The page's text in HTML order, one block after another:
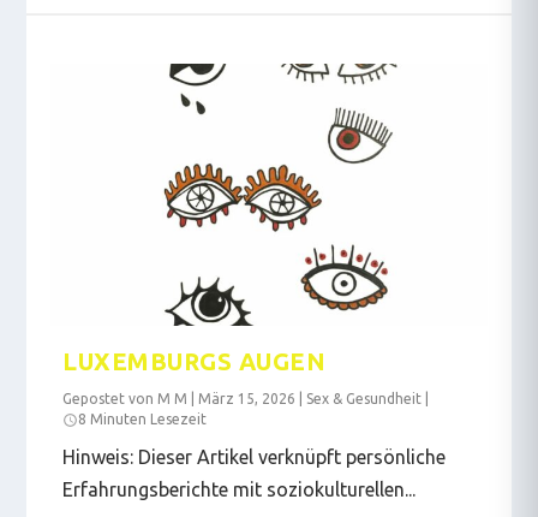
LUXEMBURGS AUGEN
Gepostet von M M März 15, 2026 Sex & Gesundheit
8 Minuten Lesezeit
Hinweis: Dieser Artikel verknüpft persönliche
Erfahrungsberichte mit soziokulturellen...